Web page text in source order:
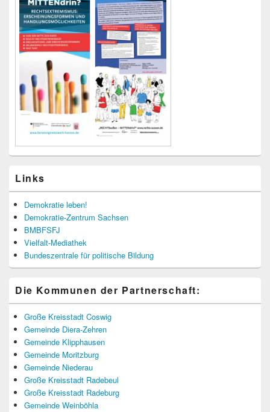
Links
Demokratie leben!
Demokratie-Zentrum Sachsen
BMBFSFJ
Vielfalt-Mediathek
Bundeszentrale für politische Bildung
Die Kommunen der Partnerschaft:
Große Kreisstadt Coswig
Gemeinde Diera-Zehren
Gemeinde Klipphausen
Gemeinde Moritzburg
Gemeinde Niederau
Große Kreisstadt Radebeul
Große Kreisstadt Radeburg
Gemeinde Weinböhla